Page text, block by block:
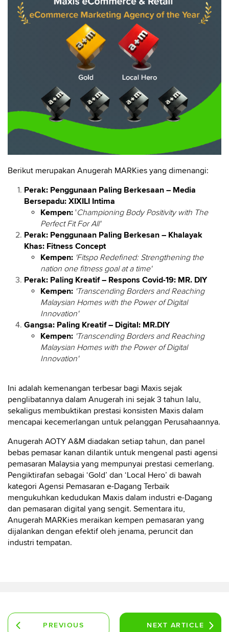
Berikut merupakan Anugerah MARKies yang dimenangi:
Perak: Penggunaan Paling Berkesaan – Media
Bersepadu: XIXILI Intima
Kempen: 'Championing Body Positivity with The
Perfect Fit For All'
Perak: Penggunaan Paling Berkesan – Khalayak
Khas: Fitness Concept
Kempen: 'Fitspo Redefined: Strengthening the
nation one fitness goal at a time'
Perak: Paling Kreatif – Respons Covid-19: MR. DIY
Kempen: 'Transcending Borders and Reaching
Malaysian Homes with the Power of Digital
Innovation'
Gangsa: Paling Kreatif – Digital: MR.DIY
Kempen: 'Transcending Borders and Reaching
Malaysian Homes with the Power of Digital
Innovation'
Ini adalah kemenangan terbesar bagi Maxis sejak
penglibatannya dalam Anugerah ini sejak 3 tahun lalu,
sekaligus membuktikan prestasi konsisten Maxis dalam
mencapai kecemerlangan untuk pelanggan Perusahaannya.
Anugerah AOTY A&M diadakan setiap tahun, dan panel
bebas pemasar kanan dilantik untuk mengenal pasti agensi
pemasaran Malaysia yang mempunyai prestasi cemerlang.
Pengiktirafan sebagai ‘Gold’ dan ‘Local Hero’ di bawah
kategori Agensi Pemasaran e-Dagang Terbaik
mengukuhkan kedudukan Maxis dalam industri e-Dagang
dan pemasaran digital yang sengit. Sementara itu,
Anugerah MARKies meraikan kempen pemasaran yang
dijalankan dengan efektif oleh jenama, peruncit dan
industri tempatan.
PREVIOUS
NEXT ARTICLE